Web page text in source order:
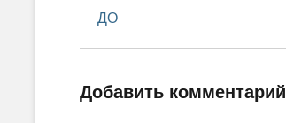
по
записям
Предыдущая
ДО
Добавить комментарий